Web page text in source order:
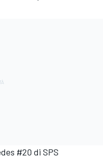
#20 di SPS